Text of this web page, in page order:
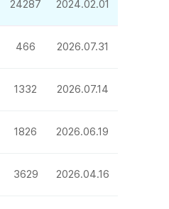
24287 2024.02.01
466 2026.07.31
1332 2026.07.14
1826 2026.06.19
3629 2026.04.16